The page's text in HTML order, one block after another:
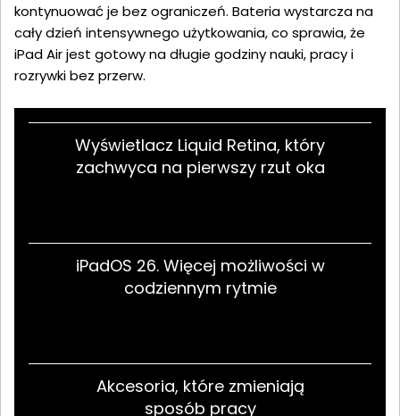
kontynuować je bez ograniczeń. Bateria wystarcza na
cały dzień intensywnego użytkowania, co sprawia, że
iPad Air jest gotowy na długie godziny nauki, pracy i
rozrywki bez przerw.
Wyświetlacz Liquid Retina, który
zachwyca na pierwszy rzut oka
iPadOS 26. Więcej możliwości w
codziennym rytmie
Akcesoria, które zmieniają
sposób pracy